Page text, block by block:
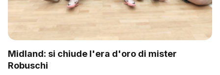
Midland: si chiude l'era d'oro di mister
Robuschi